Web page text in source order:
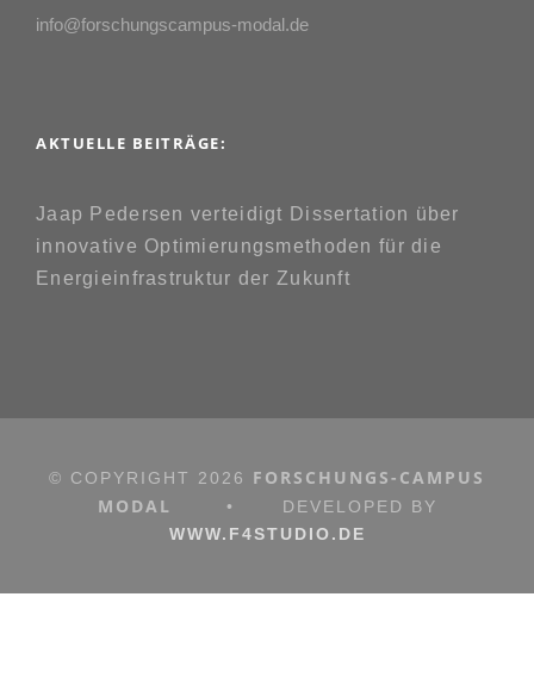
info@forschungscampus-modal.de
AKTUELLE BEITRÄGE:
Jaap Pedersen verteidigt Dissertation über
innovative Optimierungsmethoden für die
Energieinfrastruktur der Zukunft
© COPYRIGHT 2026 FORSCHUNGS-CAMPUS
MODAL
•
DEVELOPED BY
WWW.F4STUDIO.DE